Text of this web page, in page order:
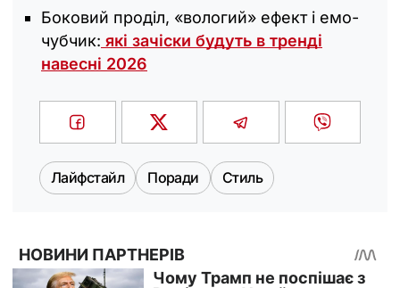
Боковий проділ, «вологий» ефект і емо-
чубчик: які зачіски будуть в тренді
навесні 2026
Лайфстайл Поради Стиль